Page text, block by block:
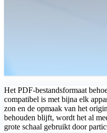
Het PDF-bestandsformaat
compatibel is met bijna elk
zon en de opmaak van het
behouden blijft, wordt het al
grote schaal gebruikt door